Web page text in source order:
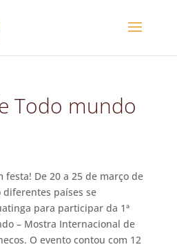
Todo mundo
festa! De 20 a 25 de março de
países se
para participar da 1ª
– Mostra Internacional de
O evento contou com 12